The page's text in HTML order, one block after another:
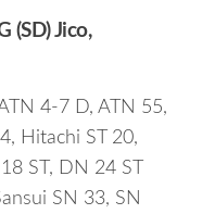
(SD) Jico,
4-7 D, ATN 55,
Hitachi ST 20,
ST, DN 24 ST
SN 33, SN